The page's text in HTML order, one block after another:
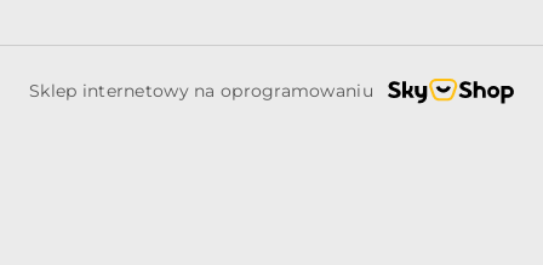
Sklep internetowy na oprogramowaniu